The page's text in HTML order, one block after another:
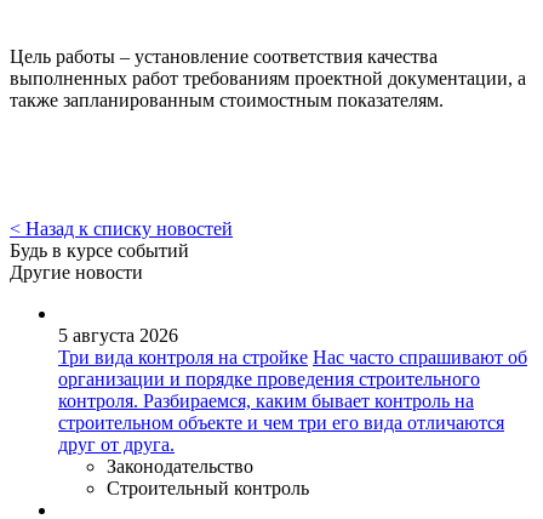
Цель работы – установление соответствия качества
выполненных работ требованиям проектной документации, а
также запланированным стоимостным показателям.
< Назад к списку новостей
Будь в курсе событий
Другие новости
5 августа 2026
Три вида контроля на стройке Нас часто спрашивают об
организации и порядке проведения строительного
контроля. Разбираемся, каким бывает контроль на
строительном объекте и чем три его вида отличаются
друг от друга.
Законодательство
Строительный контроль